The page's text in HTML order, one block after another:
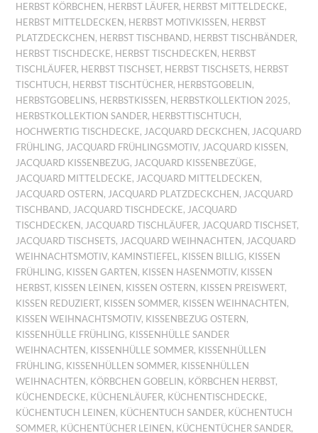
HERBST KÖRBCHEN, HERBST LÄUFER, HERBST MITTELDECKE,
HERBST MITTELDECKEN, HERBST MOTIVKISSEN, HERBST
PLATZDECKCHEN, HERBST TISCHBAND, HERBST TISCHBÄNDER,
HERBST TISCHDECKE, HERBST TISCHDECKEN, HERBST
TISCHLÄUFER, HERBST TISCHSET, HERBST TISCHSETS, HERBST
TISCHTUCH, HERBST TISCHTÜCHER, HERBSTGOBELIN,
HERBSTGOBELINS, HERBSTKISSEN, HERBSTKOLLEKTION 2025,
HERBSTKOLLEKTION SANDER, HERBSTTISCHTUCH,
HOCHWERTIG TISCHDECKE, JACQUARD DECKCHEN, JACQUARD
FRÜHLING, JACQUARD FRÜHLINGSMOTIV, JACQUARD KISSEN,
JACQUARD KISSENBEZUG, JACQUARD KISSENBEZÜGE,
JACQUARD MITTELDECKE, JACQUARD MITTELDECKEN,
JACQUARD OSTERN, JACQUARD PLATZDECKCHEN, JACQUARD
TISCHBAND, JACQUARD TISCHDECKE, JACQUARD
TISCHDECKEN, JACQUARD TISCHLÄUFER, JACQUARD TISCHSET,
JACQUARD TISCHSETS, JACQUARD WEIHNACHTEN, JACQUARD
WEIHNACHTSMOTIV, KAMINSTIEFEL , KISSEN BILLIG, KISSEN
FRÜHLING, KISSEN GARTEN, KISSEN HASENMOTIV, KISSEN
HERBST, KISSEN LEINEN, KISSEN OSTERN, KISSEN PREISWERT,
KISSEN REDUZIERT, KISSEN SOMMER, KISSEN WEIHNACHTEN,
KISSEN WEIHNACHTSMOTIV, KISSENBEZUG OSTERN,
KISSENHÜLLE FRÜHLING, KISSENHÜLLE SANDER
WEIHNACHTEN, KISSENHÜLLE SOMMER, KISSENHÜLLEN
FRÜHLING, KISSENHÜLLEN SOMMER, KISSENHÜLLEN
WEIHNACHTEN, KÖRBCHEN GOBELIN, KÖRBCHEN HERBST,
KÜCHENDECKE, KÜCHENLÄUFER, KÜCHENTISCHDECKE,
KÜCHENTUCH LEINEN, KÜCHENTUCH SANDER, KÜCHENTUCH
SOMMER, KÜCHENTÜCHER LEINEN, KÜCHENTÜCHER SANDER,